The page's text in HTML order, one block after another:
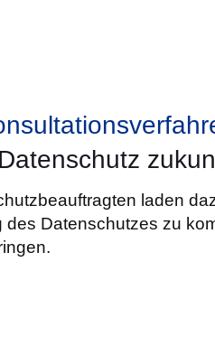
laden
des Datenschutzes zu